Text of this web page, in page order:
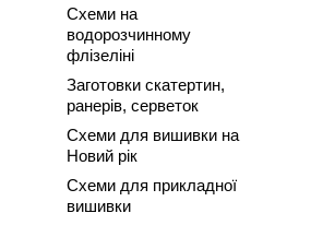
Схеми на
водорозчинному
флізеліні
Заготовки скатертин,
ранерів, серветок
Схеми для вишивки на
Новий рік
Схеми для прикладної
вишивки